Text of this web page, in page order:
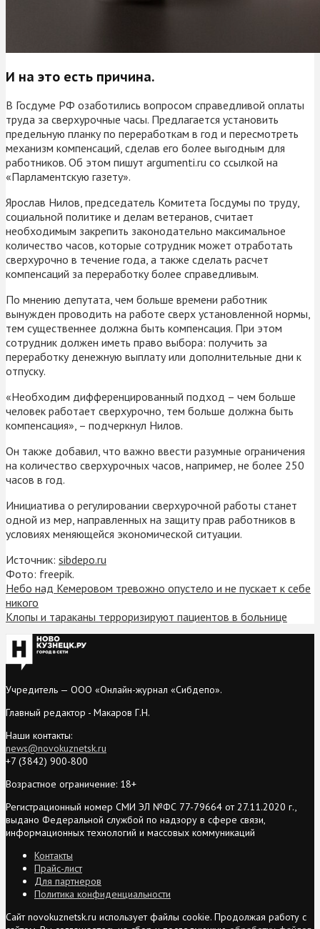
И на это есть причина.
В Госдуме РФ озаботились вопросом справедливой оплаты
труда за сверхурочные часы. Предлагается установить
предельную планку по переработкам в год и пересмотреть
механизм компенсаций, сделав его более выгодным для
работников. Об этом пишут argumenti.ru со ссылкой на
«Парламентскую газету».
Ярослав Нилов, председатель Комитета Госдумы по труду,
социальной политике и делам ветеранов, считает
необходимым закрепить законодательно максимальное
количество часов, которые сотрудник может отработать
сверхурочно в течение года, а также сделать расчет
компенсаций за переработку более справедливым.
По мнению депутата, чем больше времени работник
вынужден проводить на работе сверх установленной нормы,
тем существеннее должна быть компенсация. При этом
сотрудник должен иметь право выбора: получить за
переработку денежную выплату или дополнительные дни к
отпуску.
«Необходим дифференцированный подход – чем больше
человек работает сверхурочно, тем больше должна быть
компенсация», – подчеркнул Нилов.
Он также добавил, что важно ввести разумные ограничения
на количество сверхурочных часов, например, не более 250
часов в год.
Инициатива о регулировании сверхурочной работы станет
одной из мер, направленных на защиту прав работников в
условиях меняющейся экономической ситуации.
Источник: sibdepo.ru
Фото: freepik.
Небо над Кемеровом тревожно опустело и не пускает к себе
никого
Клопы и тараканы терроризируют пациентов в больнице
Учредитель — ООО «Онлайн-журнал «Сибдепо».
Главный редактор - Макаров Г.Н.
Наши контакты:
news@novokuznetsk.ru
+7 (3842) 900-800
Возрастное ограничение: 18+
Регистрационный номер СМИ ЭЛ №ФС 77-79664 от 27.11.2020 г.,
выдано Федеральной службой по надзору в сфере связи,
информационных технологий и массовых коммуникаций
Контакты
Прайс-лист
Для партнеров
Политика конфиденциальности
Сайт novokuznetsk.ru использует файлы cookie. Продолжая работу с